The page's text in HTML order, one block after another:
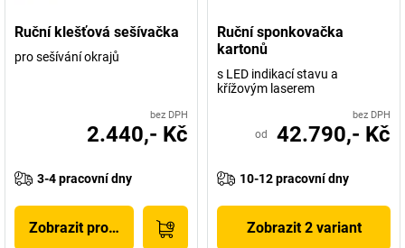
Ruční klešťová sešívačka
pro sešívání okrajů
bez DPH
2.440,- Kč
3-4 pracovní dny
Zobrazit produkt
Ruční sponkovačka
kartonů
s LED indikací stavu a
křížovým laserem
bez DPH
od 42.790,- Kč
10-12 pracovní dny
Zobrazit 2 variant